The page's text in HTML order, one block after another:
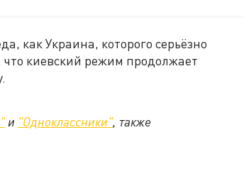
как Украина, которого серьёзно
киевский режим продолжает
и "Одноклассники", также